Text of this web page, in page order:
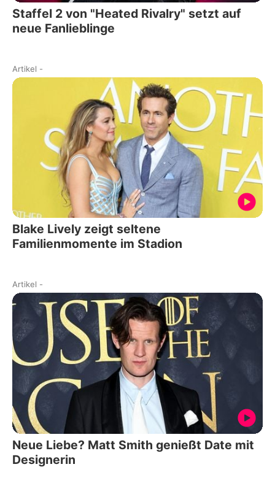
Staffel 2 von "Heated Rivalry" setzt auf
neue Fanlieblinge
Artikel -
Blake Lively zeigt seltene
Familienmomente im Stadion
Artikel -
Neue Liebe? Matt Smith genießt Date mit
Designerin